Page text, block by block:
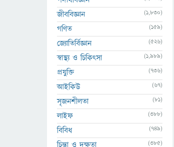
জীববিজ্ঞান (1,830)
গণিত (159)
জ্যোতির্বিজ্ঞান (526)
স্বাস্থ্য ও চিকিৎসা (1,989)
প্রযুক্তি (736)
আইকিউ (67)
সৃজনশীলতা (81)
লাইফ (388)
বিবিধ (749)
চিন্তা ও দক্ষতা (385)